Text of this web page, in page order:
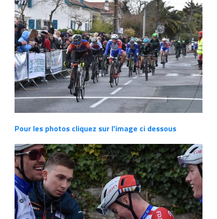
Pour les photos cliquez sur l’image ci dessous